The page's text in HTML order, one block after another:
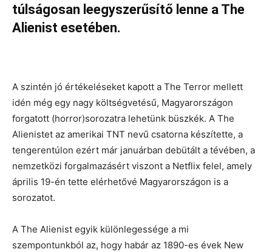
túlságosan leegyszerűsítő lenne a The
Alienist esetében.
A szintén jó értékeléseket kapott a The Terror mellett
idén még egy nagy költségvetésű, Magyarországon
forgatott (horror)sorozatra lehetünk büszkék. A The
Alienistet az amerikai TNT nevű csatorna készítette, a
tengerentúlon ezért már januárban debütált a tévében, a
nemzetközi forgalmazásért viszont a Netflix felel, amely
április 19-én tette elérhetővé Magyarországon is a
sorozatot.
A The Alienist egyik különlegessége a mi
szempontunkból az, hogy habár az 1890-es évek New